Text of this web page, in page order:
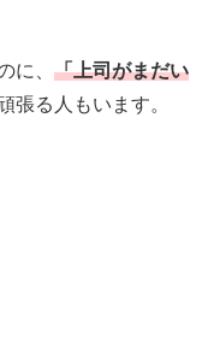
に、 「上司がまだい
張る人もいます。